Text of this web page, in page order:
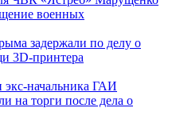
военных
задержали по делу о
3D‑принтера
экс-начальника ГАИ
на торги после дела о